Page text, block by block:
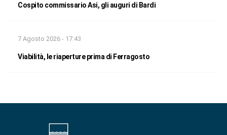
Cospito commissario Asi, gli auguri di Bardi
7 Agosto 2026 - 17:43
Viabilità, le riaperture prima di Ferragosto